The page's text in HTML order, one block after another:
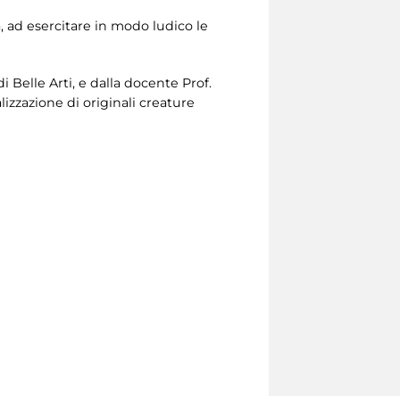
ad esercitare in modo ludico le
Belle Arti, e dalla docente Prof.
di originali creature